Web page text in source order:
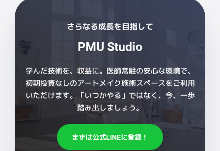
さらなる成長を目指して
PMU Studio
学んだ技術を、収益に。医師常駐の安心な環境で、
初期投資なしのアートメイク施術スペースをご利用
いただけます。「いつかやる」ではなく、今、一歩
踏み出しましょう。
まずは公式LINEに登録！